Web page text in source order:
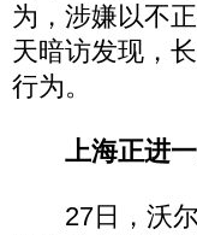
为，涉嫌以不
天暗访发现，
行为。
上海正进
27日，沃尔